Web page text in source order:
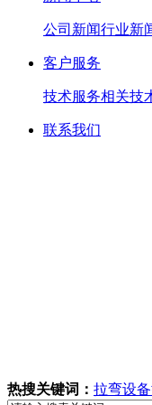
公司新闻行业新
客户服务
技术服务相关技
联系我们
热搜关键词： 拉弯设备